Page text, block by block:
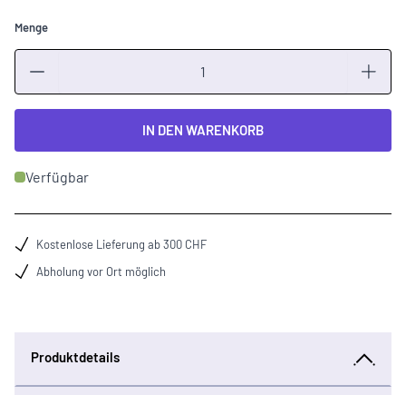
Menge
IN DEN WARENKORB
Verfügbar
Kostenlose Lieferung ab 300 CHF
Abholung vor Ort möglich
Produktdetails